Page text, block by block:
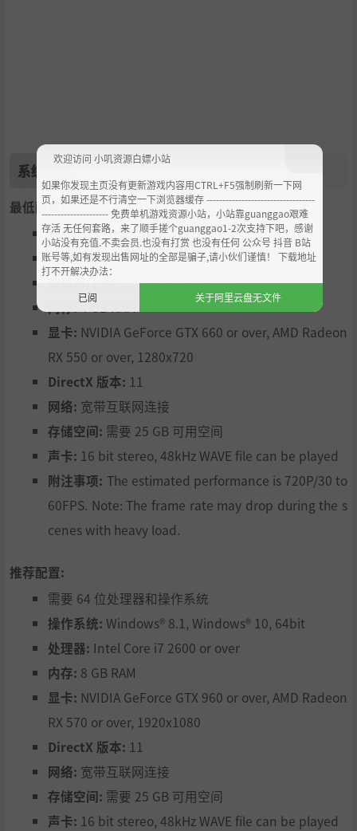
※包含游戏正篇的组合商品《零 ～濡鸦之巫女～ 数位豪华
版》也在贩售中，请在购买时留意。
系统需求
最低配置:
需要 64 位处理器和操作系统
操作系统:Windows® 8.1, Windows® 10, 64bit
Intel Core i5 750 or over
4 GB RAM
显卡: NVIDIA GeForce GTX 660 or over, AMD Radeon
RX 550 or over, 1280x720
DirectX 版本: 11
网络: 宽带互联网连接
存储空间: 需要 25 GB 可用空间
声卡: 16 bit stereo, 48kHz WAVE file can be played
附注事项: The estimated performance is 720P/30 to
60FPS. Note: The frame rate may drop during the s
cenes with heavy load.
推荐配置:
需要 64 位处理器和操作系统
操作系统: Windows® 8.1, Windows® 10, 64bit
处理器: Intel Core i7 2600 or over
内存: 8 GB RAM
显卡: NVIDIA GeForce GTX 960 or over, AMD Radeon
RX 570 or over, 1920x1080
DirectX 版本: 11
网络: 宽带互联网连接
存储空间: 需要 25 GB 可用空间
声卡: 16 bit stereo, 48kHz WAVE file can be played
欢迎访问 小叽资源白嫖小站
如果你发现主页没有更新游戏内容用CTRL+F5强制刷新一下网
页，如果还是不行清空一下浏览器缓存 ----------------------------------
--------------------- 免费单机游戏资源小站，小站靠guanggao艰难
存活 无任何套路，来了顺手搓个guanggao1-2次支持下吧，感谢
小站没有充值.不卖会员.也没有打赏 也没有任何 公众号 抖音 B站
账号等,如有发现出售网址的全部是骗子,请小伙们谨慎！ 下载地址
打不开解决办法：
已阅
关于阿里云盘无文件